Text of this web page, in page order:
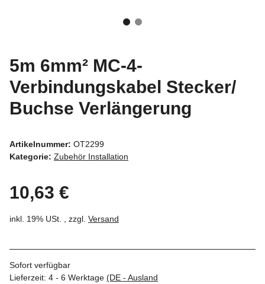
5m 6mm² MC-4-
Verbindungskabel Stecker/
Buchse Verlängerung
Artikelnummer: OT2299
Kategorie: Zubehör Installation
10,63 €
inkl. 19% USt. , zzgl. Versand
Sofort verfügbar
Lieferzeit: 4 - 6 Werktage (DE - Ausland